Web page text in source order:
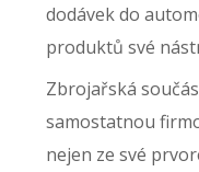
dodávek do
produktů své
Zbrojařská
samostatnou
nejen ze své